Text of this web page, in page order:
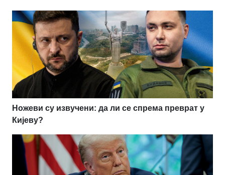
Ножеви су извучени: да ли се спрема преврат у
Кијеву?